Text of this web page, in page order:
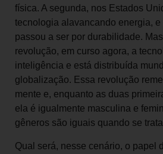
física. A segunda, nos Estados
tecnologia alavancando energia, e
passou a ser por durabilidade.
revolução, em curso agora, a
inteligência e está distribuída
globalização. Essa revolução
mente e, enquanto as duas
ela é igualmente masculina e
gêneros são iguais quando se
Qual será, nesse cenário, o papel